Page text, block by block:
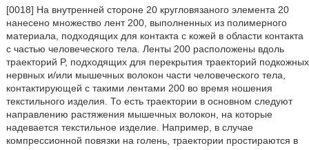
[0018] На внутренней стороне 20 кругловязаного элемента 20
нанесено множество лент 200, выполненных из полимерного
материала, подходящих для контакта с кожей в области контакта
с частью человеческого тела. Ленты 200 расположены вдоль
траекторий P, подходящих для перекрытия траекторий подкожных
нервных и/или мышечных волокон части человеческого тела,
контактирующей с такими лентами 200 во время ношения
текстильного изделия. То есть траектории в основном следуют
направлению растяжения мышечных волокон, на которые
надевается текстильное изделие. Например, в случае
компрессионной повязки на голень, траектории простираются в